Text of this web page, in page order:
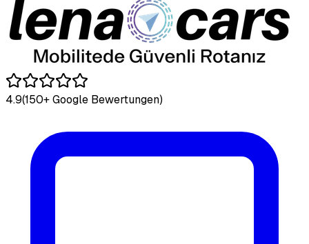
4.9(150+ Google Bewertungen)